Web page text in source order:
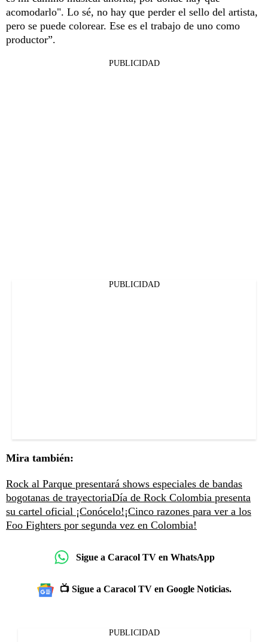
acomodarlo". Lo sé, no hay que perder el sello del artista,
pero se puede colorear. Ese es el trabajo de uno como
productor”.
PUBLICIDAD
PUBLICIDAD
Mira también:
Rock al Parque presentará shows especiales de bandas
bogotanas de trayectoriaDía de Rock Colombia presenta
su cartel oficial ¡Conócelo! ¡Cinco razones para ver a los
Foo Fighters por segunda vez en Colombia!
Sigue a Caracol TV en WhatsApp
📺 Sigue a Caracol TV en Google Noticias.
PUBLICIDAD